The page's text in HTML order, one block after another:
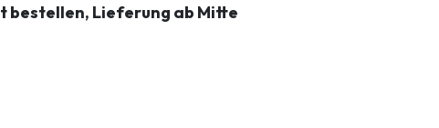
bestellen, Lieferung ab Mitte